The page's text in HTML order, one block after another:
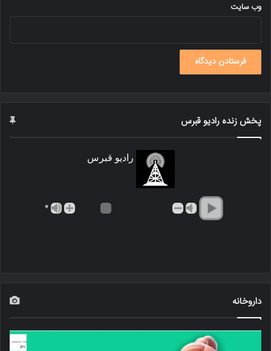
وب‌ سایت
پخش زنده رادیو قبرس
رادیو قبرس
*
داروخانه